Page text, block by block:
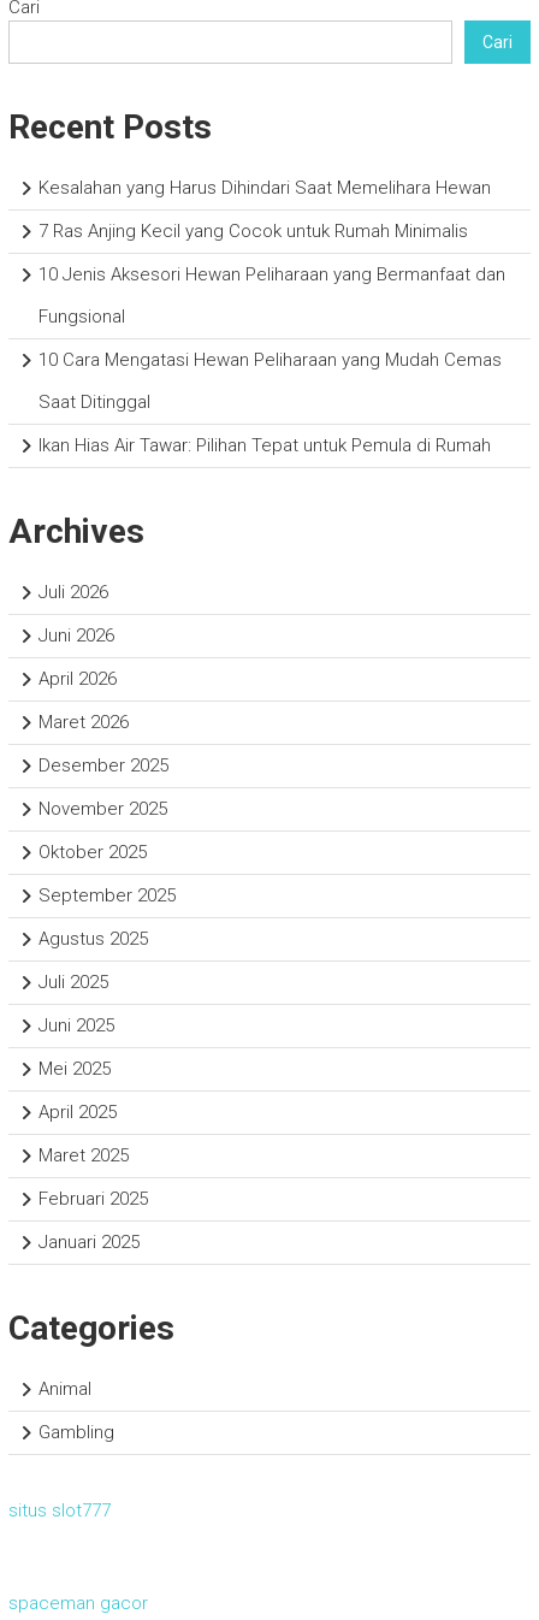
Cari
Cari
Recent Posts
Kesalahan yang Harus Dihindari Saat Memelihara Hewan
7 Ras Anjing Kecil yang Cocok untuk Rumah Minimalis
10 Jenis Aksesori Hewan Peliharaan yang Bermanfaat dan
Fungsional
10 Cara Mengatasi Hewan Peliharaan yang Mudah Cemas
Saat Ditinggal
Ikan Hias Air Tawar: Pilihan Tepat untuk Pemula di Rumah
Archives
Juli 2026
Juni 2026
April 2026
Maret 2026
Desember 2025
November 2025
Oktober 2025
September 2025
Agustus 2025
Juli 2025
Juni 2025
Mei 2025
April 2025
Maret 2025
Februari 2025
Januari 2025
Categories
Animal
Gambling
situs slot777
spaceman gacor